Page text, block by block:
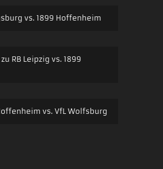
vs. 1899 Hoffenheim
zu RB Leipzig vs. 1899
vs. VfL Wolfsburg